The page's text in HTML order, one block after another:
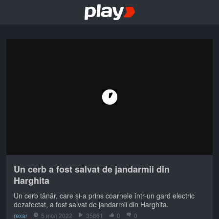
Un cerb a fost salvat de jandarmii din
Harghita
Un cerb tânăr, care și-a prins coarnele într-un gard electric
dezafectat, a fost salvat de jandarmii din Harghita.
rexar 5 июл 2022 35861 0 0